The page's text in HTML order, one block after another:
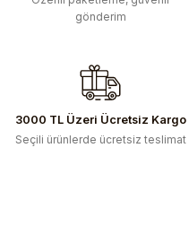
gönderim
3000 TL Üzeri Ücretsiz Kargo
Seçili ürünlerde ücretsiz teslimat